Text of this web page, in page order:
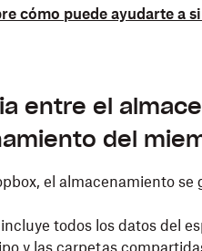
cómo puede ayudarte a
entre el
del
el almacenamiento
incluye todos los datos del
y las carpetas